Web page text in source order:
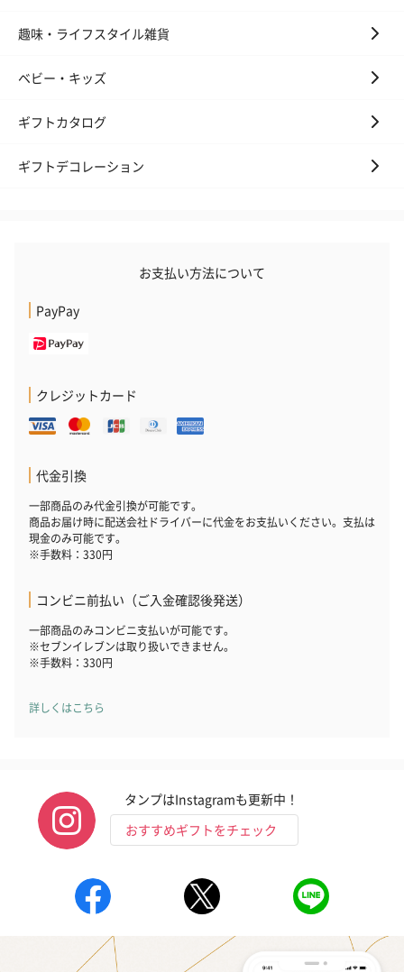
趣味・ライフスタイル雑貨
ベビー・キッズ
ギフトカタログ
ギフトデコレーション
お支払い方法について
PayPay
クレジットカード
代金引換
一部商品のみ代金引換が可能です。
商品お届け時に配送会社ドライバーに代金をお支払いください。支払は
現金のみ可能です。
※手数料：330円
コンビニ前払い（ご入金確認後発送）
一部商品のみコンビニ支払いが可能です。
※セブンイレブンは取り扱いできません。
※手数料：330円
詳しくはこちら
タンプはInstagramも更新中！
おすすめギフトをチェック